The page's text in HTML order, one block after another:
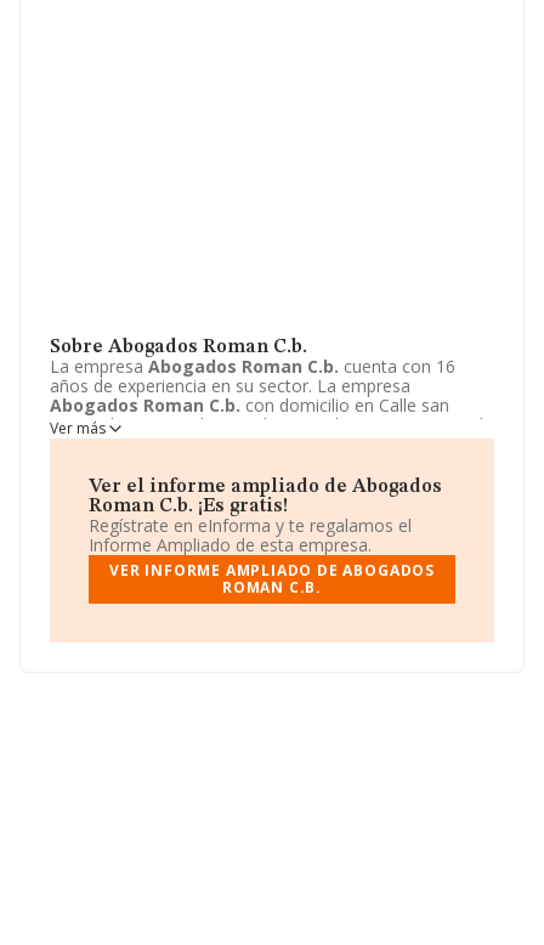
Sobre Abogados Roman C.b.
La empresa Abogados Roman C.b. cuenta con 16
años de experiencia en su sector. La empresa
Abogados Roman C.b. con domicilio en Calle san
Fernando, 53 - 1, Alacant/alicante, Alicante. Su principal
actividad CNAE es 6910 - Actividades jurídicas. La
Comunidad de bienes.
Ver más
Ver el informe ampliado de Abogados
Roman C.b. ¡Es gratis!
Regístrate en eInforma y te regalamos el
Informe Ampliado de esta empresa.
VER INFORME AMPLIADO DE ABOGADOS
ROMAN C.B.